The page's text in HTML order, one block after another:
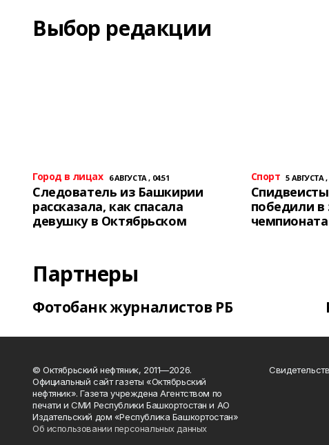
Выбор редакции
Город в лицах 6 АВГУСТА , 04:51
Следователь из Башкирии
рассказала, как спасала
девушку в Октябрьском
Спорт 5 АВГУСТА ,
победили в
Партнеры
Фотобанк журналистов РБ
© Октябрьский нефтяник, 2011—2026.
Официальный сайт газеты «Октябрьский
нефтяник». Газета учреждена Агентством по
печати и СМИ Республики Башкортостан и АО
Издательский дом «Республика Башкортостан»
Об использовании персональных данных